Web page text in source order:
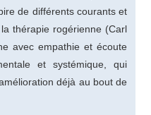
de différents courants et
thérapie rogérienne (Carl
avec empathie et écoute
et systémique, qui
déjà au bout de